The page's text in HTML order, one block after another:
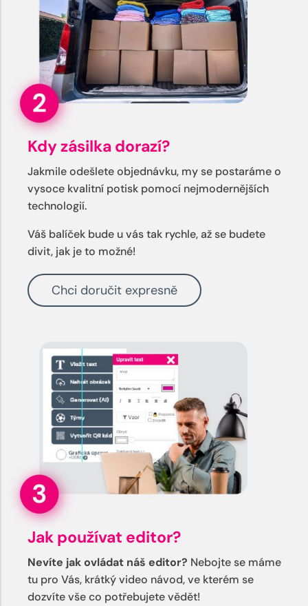
Kdy zásilka dorazí?
Jakmile odešlete objednávku, my se postaráme o
vysoce kvalitní potisk pomocí nejmodernějších
technologií.
Váš balíček bude u vás tak rychle, až se budete
divit, jak je to možné!
Chci doručit expresně
Jak používat editor?
Nevíte jak ovládat náš editor? Nebojte se máme
tu pro Vás, krátký video návod, ve kterém se
dozvíte vše co potřebujete vědět!